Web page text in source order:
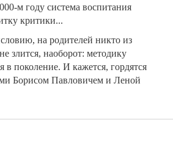
м году система воспитания
критики...
на родителей никто из
злится, наоборот: методику
в поколение. И кажется, гордятся
Борисом Павловичем и Леной